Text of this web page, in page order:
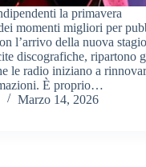
la primavera
momenti migliori per
l’arrivo della nuova
discografiche, ripartono
le radio iniziano a
È proprio…
Marzo 14, 2026